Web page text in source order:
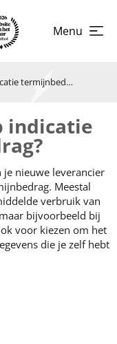
Menu
Indicatie termijnbedrag nieuwe energieleverancier
indicatie
je nieuwe leverancier
Meestal
verbruik van
bijvoorbeeld bij
voor kiezen om het
die je zelf hebt